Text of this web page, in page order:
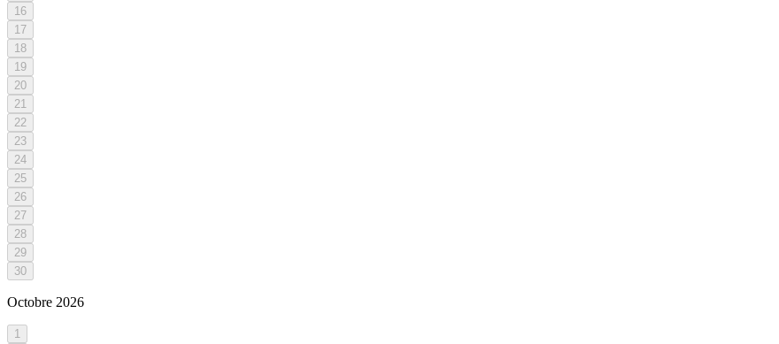
16
17
18
19
20
21
22
23
24
25
26
27
28
29
30
Octobre 2026
1